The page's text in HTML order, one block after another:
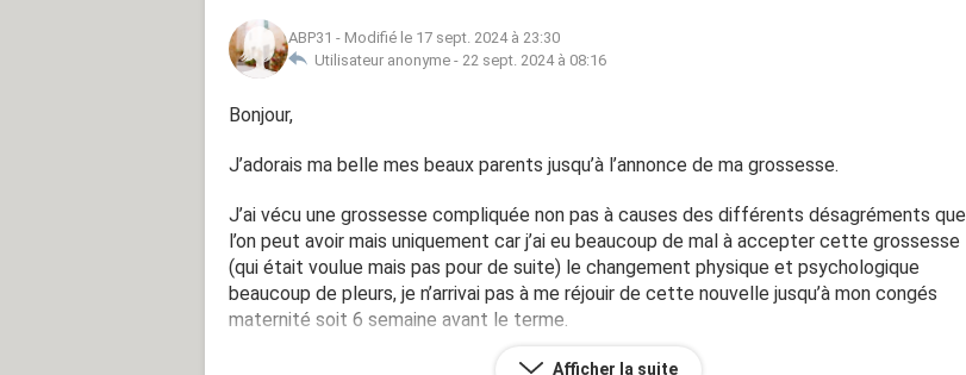
ABP31 - Modifié le 17 sept. 2024 à 23:30
Utilisateur anonyme - 22 sept. 2024 à 08:16
Bonjour,
J’adorais ma belle mes beaux parents jusqu’à l’annonce de ma grossesse.
J’ai vécu une grossesse compliquée non pas à causes des différents désagréments que
l’on peut avoir mais uniquement car j’ai eu beaucoup de mal à accepter cette grossesse
(qui était voulue mais pas pour de suite) le changement physique et psychologique
beaucoup de pleurs, je n’arrivai pas à me réjouir de cette nouvelle jusqu’à mon congés
maternité soit 6 semaine avant le terme.
Afficher la suite